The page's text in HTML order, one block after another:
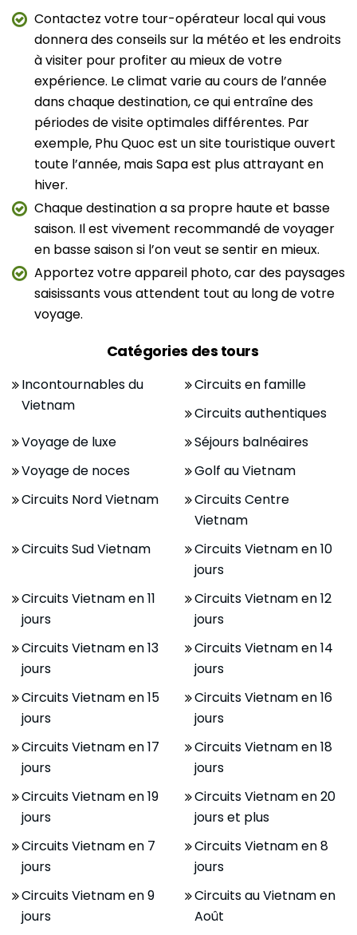
Contactez votre tour-opérateur local qui vous
donnera des conseils sur la météo et les endroits
à visiter pour profiter au mieux de votre
expérience. Le climat varie au cours de l’année
dans chaque destination, ce qui entraîne des
périodes de visite optimales différentes. Par
exemple, Phu Quoc est un site touristique ouvert
toute l’année, mais Sapa est plus attrayant en
hiver.
Chaque destination a sa propre haute et basse
saison. Il est vivement recommandé de voyager
en basse saison si l’on veut se sentir en mieux.
Apportez votre appareil photo, car des paysages
saisissants vous attendent tout au long de votre
voyage.
Catégories des tours
Incontournables du
Vietnam
Circuits en famille
Circuits authentiques
Voyage de luxe
Séjours balnéaires
Voyage de noces
Golf au Vietnam
Circuits Nord Vietnam
Circuits Centre
Vietnam
Circuits Sud Vietnam
Circuits Vietnam en 10
jours
Circuits Vietnam en 11
jours
Circuits Vietnam en 12
jours
Circuits Vietnam en 13
jours
Circuits Vietnam en 14
jours
Circuits Vietnam en 15
jours
Circuits Vietnam en 16
jours
Circuits Vietnam en 17
jours
Circuits Vietnam en 18
jours
Circuits Vietnam en 19
jours
Circuits Vietnam en 20
jours et plus
Circuits Vietnam en 7
jours
Circuits Vietnam en 8
jours
Circuits Vietnam en 9
jours
Circuits au Vietnam en
Août